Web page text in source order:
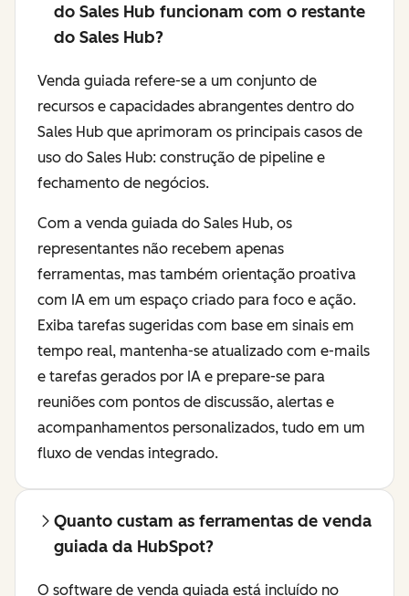
do Sales Hub funcionam com o restante
do Sales Hub?
Venda guiada refere-se a um conjunto de
recursos e capacidades abrangentes dentro do
Sales Hub que aprimoram os principais casos de
uso do Sales Hub: construção de pipeline e
fechamento de negócios.
Com a venda guiada do Sales Hub, os
representantes não recebem apenas
ferramentas, mas também orientação proativa
com IA em um espaço criado para foco e ação.
Exiba tarefas sugeridas com base em sinais em
tempo real, mantenha-se atualizado com e-mails
e tarefas gerados por IA e prepare-se para
reuniões com pontos de discussão, alertas e
acompanhamentos personalizados, tudo em um
fluxo de vendas integrado.
Quanto custam as ferramentas de venda
guiada da HubSpot?
O software de venda guiada está incluído no